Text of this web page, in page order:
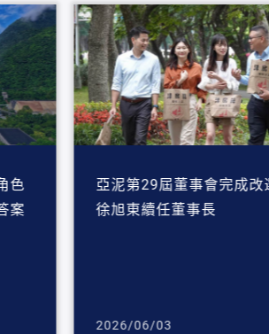
色
案
亞泥第29屆董事會完成改
徐旭東續任董事長
2026/06/03